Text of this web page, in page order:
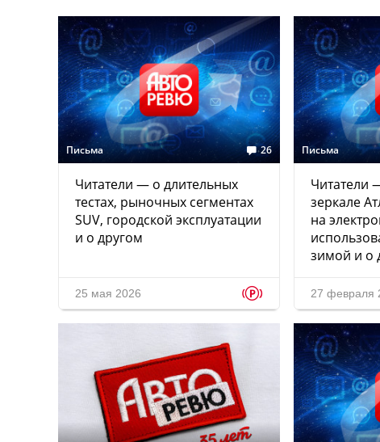
Письма 26
Читатели — о длительных
тестах, рыночных сегментах
SUV, городской эксплуатации
и о другом
25 мая 2026 p
Письма
Читатели
зеркале
на
зимой и о
27 февраля